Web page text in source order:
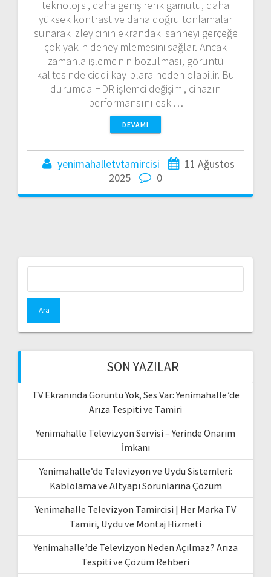
teknolojisi, daha geniş renk gamutu, daha
yüksek kontrast ve daha doğru tonlamalar
sunarak izleyicinin ekrandaki sahneyi gerçeğe
çok yakın deneyimlemesini sağlar. Ancak
zamanla işlemcinin bozulması, görüntü
kalitesinde ciddi kayıplara neden olabilir. Bu
durumda HDR işlemci değişimi, cihazın
performansını eski…
DEVAMI
yenimahalletvtamircisi
11 Ağustos
2025
0
SON YAZILAR
TV Ekranında Görüntü Yok, Ses Var: Yenimahalle’de
Arıza Tespiti ve Tamiri
Yenimahalle Televizyon Servisi – Yerinde Onarım
İmkanı
Yenimahalle’de Televizyon ve Uydu Sistemleri:
Kablolama ve Altyapı Sorunlarına Çözüm
Yenimahalle Televizyon Tamircisi | Her Marka TV
Tamiri, Uydu ve Montaj Hizmeti
Yenimahalle’de Televizyon Neden Açılmaz? Arıza
Tespiti ve Çözüm Rehberi